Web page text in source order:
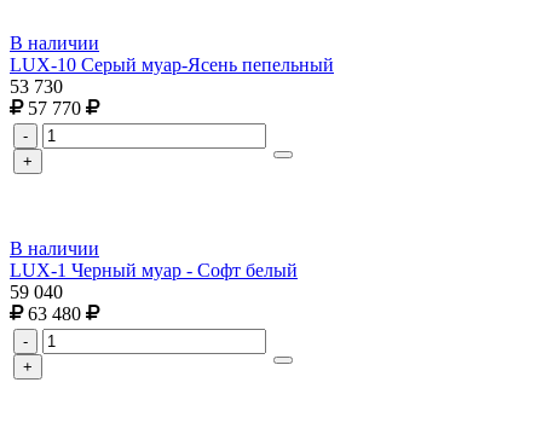
В наличии
LUX-10 Серый муар-Ясень пепельный
53 730
57 770
-
+
В наличии
LUX-1 Черный муар - Софт белый
59 040
63 480
-
+